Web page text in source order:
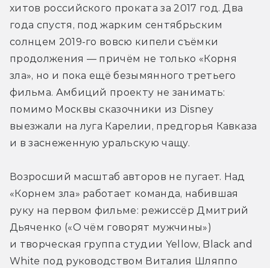
хитов российского проката за 2017 год. Два
года спустя, под жарким сентябрьским
солнцем 2019-го вовсю кипели съёмки
продолжения — причём не только «Корня
зла», но и пока ещё безымянного третьего
фильма. Амбиций проекту не занимать:
помимо Москвы сказочники из Disney
выезжали на луга Карелии, предгорья Кавказа
и в заснеженную уральскую чащу.
Возросший масштаб авторов не пугает. Над
«Корнем зла» работает команда, набившая
руку на первом фильме: режиссёр Дмитрий
Дьяченко («О чём говорят мужчины»)
и творческая группа студии Yellow, Black and
White под руководством Виталия Шляппо